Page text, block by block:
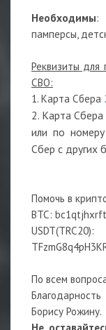
Необходимы:
памперсы,
Реквизиты
СВО:
1. Карта Сбера
2. Карта
или по
Сбер с других
Помочь в
BTC:
USDT(TRC20):
По всем
Борису Рожину.